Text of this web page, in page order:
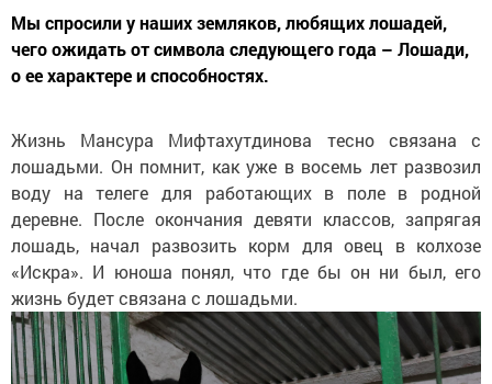
Мы спросили у наших земляков, любящих лошадей,
чего ожидать от символа следующего года – Лошади,
о ее характере и способностях.
Жизнь Мансура Мифтахутдинова тесно связана с
лошадьми. Он помнит, как уже в восемь лет развозил
воду на телеге для работающих в поле в родной
деревне. После окончания девяти классов, запрягая
лошадь, начал развозить корм для овец в колхозе
«Искра». И юноша понял, что где бы он ни был, его
жизнь будет связана с лошадьми.